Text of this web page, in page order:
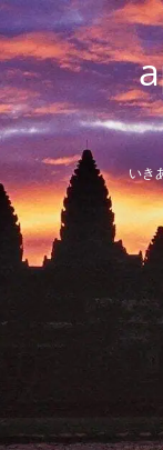
Skip
to
content
いき